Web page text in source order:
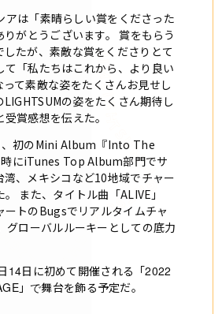
アは「素晴らしい賞をくださった
がとうございます。 賞をもらう
したが、素敵な賞をくださりとて
「私たちはこれから、 より良い
って素敵な姿をたくさんお見せし
LIGHTSUMの姿をたくさん期待し
受賞感想を伝えた。
、初のMini Album『Into The
にiTunes Top Album部門でサ
、 メキシコなど10地域でチャー
また、タイトル曲「ALIVE」
ートのBugsでリアルタイムチャ
グローバルルーキーとしての底力
14日に初めて開催される「2022
」 で舞台を飾る予定だ。